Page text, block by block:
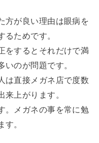
方が良い理由は眼病を
ためです。
をするとそれだけで満
いのが問題です。
は直接メガネ店で度数
来上がります。
。メガネの事を常に勉
。